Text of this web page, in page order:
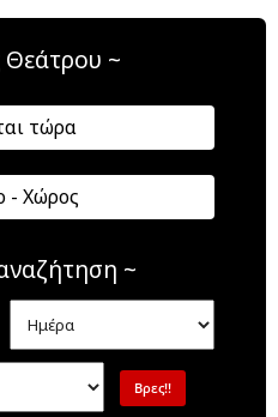
~
τώρα
- Χώρος
~